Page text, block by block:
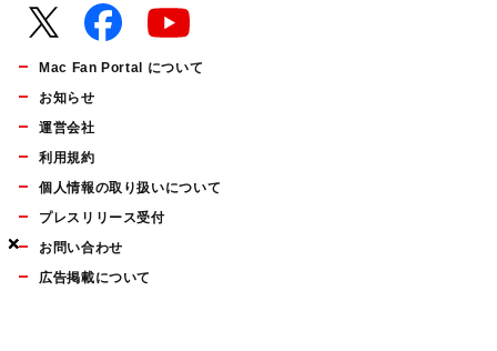
×
×
×
Mac Fan Portal について
お知らせ
運営会社
利用規約
個人情報の取り扱いについて
プレスリリース受付
お問い合わせ
広告掲載について